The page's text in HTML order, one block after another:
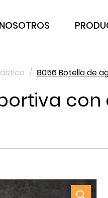
/ 8056 Botella de